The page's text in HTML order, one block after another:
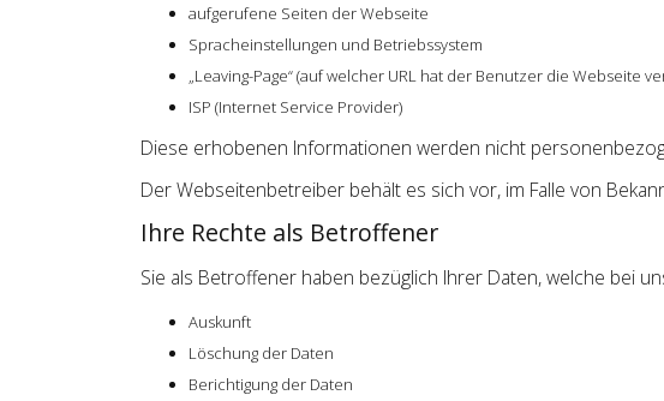
aufgerufene Seiten der Webseite
Spracheinstellungen und Betriebssystem
„Leaving-Page“ (auf welcher URL hat der Benutzer die Webseite
ISP (Internet Service Provider)
Diese erhobenen Informationen werden nicht
Der Webseitenbetreiber behält es sich vor, im Falle von
Ihre Rechte als Betroffener
Sie als Betroffener haben bezüglich Ihrer Daten, welche bei
Auskunft
Löschung der Daten
Berichtigung der Daten